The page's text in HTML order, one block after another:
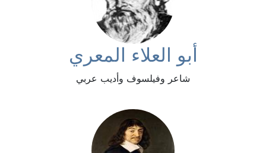
أبو العلاء المعري
شاعر وفيلسوف وأديب عربي